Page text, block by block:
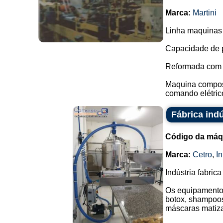
Marca: Martini
Linha
Capacidade de
Reformada
Maquina
comando
Fábrica
Código da
Marca: Cetro,
Indústria
Os
botox,
máscaras